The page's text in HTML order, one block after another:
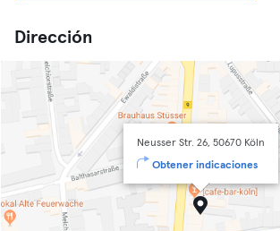
Dirección
Neusser Str. 26, 50670 Köln
Obtener indicaciones